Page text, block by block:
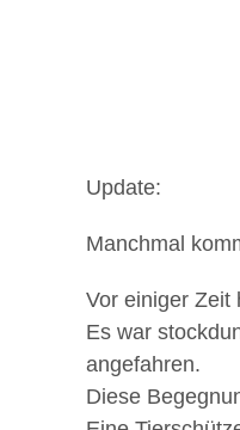
Update:
Manchmal
Vor einiger Zeit
Es war
angefahren.
Diese